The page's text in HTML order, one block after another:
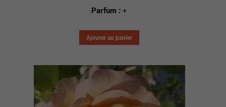
Parfum : +
Ajouter au panier